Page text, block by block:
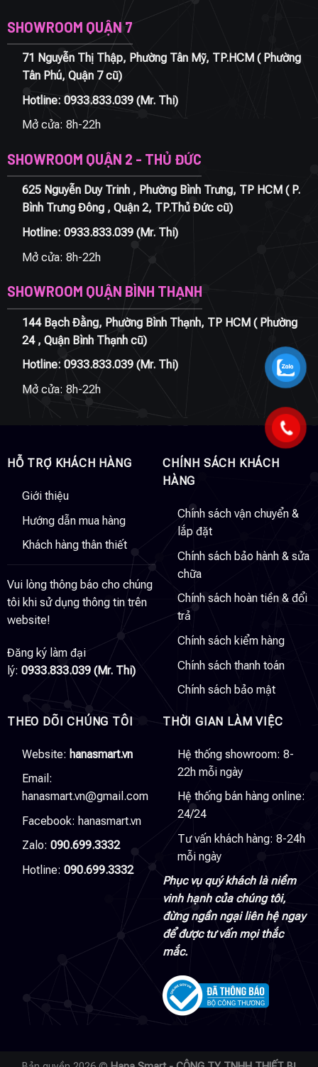
SHOWROOM QUẬN 7
71 Nguyễn Thị Thập, Phường Tân Mỹ, TP.HCM ( Phường
Tân Phú, Quận 7 cũ)
Hotline: 0933.833.039(Mr. Thi)
Mở cửa: 8h-22h
SHOWROOM QUẬN 2 - THỦ ĐỨC
625 Nguyễn Duy Trinh , Phường Bình Trưng, TP HCM ( P.
Bình Trưng Đông , Quận 2, TP.Thủ Đức cũ)
Hotline: 0933.833.039(Mr. Thi)
Mở cửa: 8h-22h
SHOWROOM QUẬN BÌNH THẠNH
144 Bạch Đằng, Phường Bình Thạnh, TP HCM ( Phường
24 , Quận Bình Thạnh cũ)
Hotline: 0933.833.039(Mr. Thi)
Mở cửa: 8h-22h
HỖ TRỢ KHÁCH HÀNG
Giới thiệu
Hướng dẫn mua hàng
Khách hàng thân thiết
Vui lòng thông báo cho chúng
tôi khi sử dụng thông tin trên
website!
Đăng ký làm đại
lý: 0933.833.039 (Mr. Thi)
CHÍNH SÁCH KHÁCH
HÀNG
Chính sách vận chuyển &
lắp đặt
Chính sách bảo hành & sửa
chữa
Chính sách hoàn tiền & đổi
trả
Chính sách kiểm hàng
Chính sách thanh toán
Chính sách bảo mật
THEO DÕI CHÚNG TÔI
Website: hanasmart.vn
Email:
hanasmart.vn@gmail.com
Facebook: hanasmart.vn
Zalo: 090.699.3332
Hotline: 090.699.3332
THỜI GIAN LÀM VIỆC
Hệ thống showroom: 8-
22h mỗi ngày
Hệ thống bán hàng online:
24/24
Tư vấn khách hàng: 8-24h
mỗi ngày
Phục vụ quý khách là niềm
vinh hạnh của chúng tôi,
đừng ngần ngại liên hệ ngay
để được tư vấn mọi thắc
mắc.